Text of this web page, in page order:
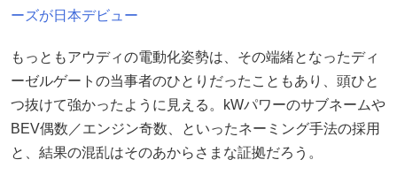
ーズが日本デビュー
もっともアウディの電動化姿勢は、その端緒となったディ
ーゼルゲートの当事者のひとりだったこともあり、頭ひと
つ抜けて強かったように見える。kWパワーのサブネームや
BEV偶数／エンジン奇数、といったネーミング手法の採用
と、結果の混乱はそのあからさまな証拠だろう。